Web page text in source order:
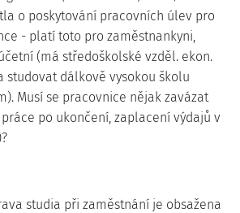
o poskytování pracovních úlev pro
- platí toto pro zaměstnankyni,
(má středoškolské vzděl. ekon.
studovat dálkově vysokou školu
Musí se pracovnice nějak zavázat
po ukončení, zaplacení výdajů v
studia při zaměstnání je obsažena